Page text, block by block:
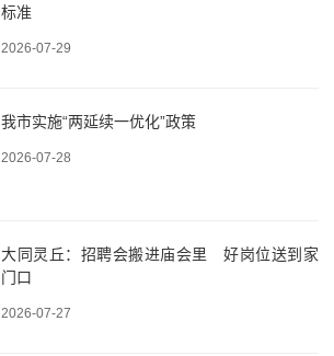
标准
2026-07-29
我市实施“两延续一优化”政策
2026-07-28
大同灵丘：招聘会搬进庙会里 好岗位送到家
门口
2026-07-27